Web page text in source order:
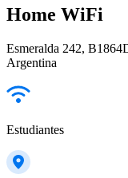
Home WiFi
Esmeralda 242,
Argentina
Estudiantes